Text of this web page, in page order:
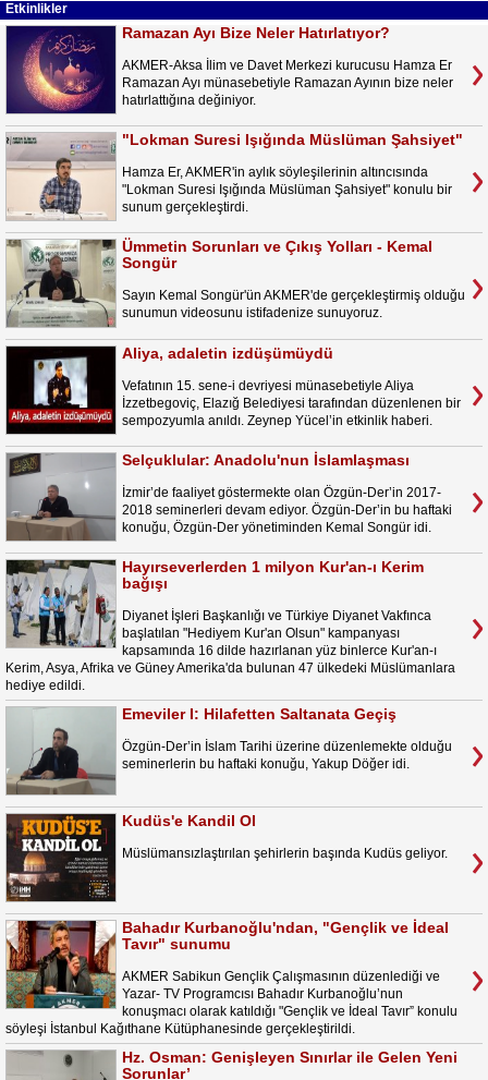
Etkinlikler
Ramazan Ayı Bize Neler Hatırlatıyor?
AKMER-Aksa İlim ve Davet Merkezi kurucusu Hamza Er
Ramazan Ayı münasebetiyle Ramazan Ayının bize neler
hatırlattığına değiniyor.
"Lokman Suresi Işığında Müslüman Şahsiyet"
Hamza Er, AKMER'in aylık söyleşilerinin altıncısında
"Lokman Suresi Işığında Müslüman Şahsiyet" konulu bir
sunum gerçekleştirdi.
Ümmetin Sorunları ve Çıkış Yolları - Kemal
Songür
Sayın Kemal Songür'ün AKMER'de gerçekleştirmiş olduğu
sunumun videosunu istifadenize sunuyoruz.
Aliya, adaletin izdüşümüydü
Vefatının 15. sene-i devriyesi münasebetiyle Aliya
İzzetbegoviç, Elazığ Belediyesi tarafından düzenlenen bir
sempozyumla anıldı. Zeynep Yücel’in etkinlik haberi.
Selçuklular: Anadolu'nun İslamlaşması
İzmir’de faaliyet göstermekte olan Özgün-Der’in 2017-
2018 seminerleri devam ediyor. Özgün-Der’in bu haftaki
konuğu, Özgün-Der yönetiminden Kemal Songür idi.
Hayırseverlerden 1 milyon Kur'an-ı Kerim
bağışı
Diyanet İşleri Başkanlığı ve Türkiye Diyanet Vakfınca
başlatılan "Hediyem Kur'an Olsun" kampanyası
kapsamında 16 dilde hazırlanan yüz binlerce Kur'an-ı
Kerim, Asya, Afrika ve Güney Amerika'da bulunan 47 ülkedeki Müslümanlara
hediye edildi.
Emeviler I: Hilafetten Saltanata Geçiş
Özgün-Der’in İslam Tarihi üzerine düzenlemekte olduğu
seminerlerin bu haftaki konuğu, Yakup Döğer idi.
Kudüs'e Kandil Ol
Müslümansızlaştırılan şehirlerin başında Kudüs geliyor.
Bahadır Kurbanoğlu'ndan, "Gençlik ve İdeal
Tavır" sunumu
AKMER Sabikun Gençlik Çalışmasının düzenlediği ve
Yazar- TV Programcısı Bahadır Kurbanoğlu’nun
konuşmacı olarak katıldığı "Gençlik ve İdeal Tavır” konulu
söyleşi İstanbul Kağıthane Kütüphanesinde gerçekleştirildi.
Hz. Osman: Genişleyen Sınırlar ile Gelen Yeni
Sorunlar’